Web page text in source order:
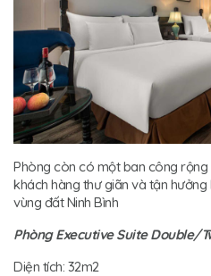
Phòng còn có một ban công
khách hàng thư giãn và tận
vùng đất Ninh Bình
Phòng Executive Suite Double/
Diện tích: 32m2